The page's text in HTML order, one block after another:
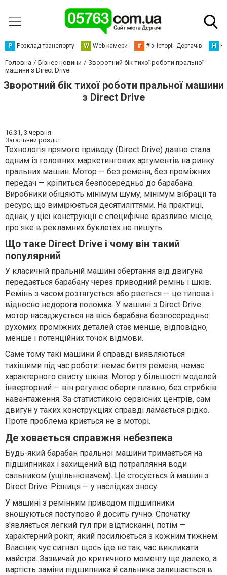
Р Розклад транспорту W Web камери # #Із_історіі_Дергачів Н
Головна Бізнес новини
Зворотний бік тихої роботи пральної
машини з Direct Drive
Зворотний бік тихої роботи пральної машини
з Direct Drive
16:31, 3 червня
Загальний розділ
Технологія прямого приводу (Direct Drive) давно стала
одним із головних маркетингових аргументів на ринку
пральних машин. Мотор — без ременя, без проміжних
передач — кріпиться безпосередньо до барабана.
Виробники обіцяють мінімум шуму, мінімум вібрації та
ресурс, що вимірюється десятиліттями. На практиці,
однак, у цієї конструкції є специфічне вразливе місце,
про яке в рекламних буклетах не пишуть.
Що таке Direct Drive і чому він такий
популярний
У класичній пральній машині обертання від двигуна
передається барабану через приводний ремінь і шків.
Ремінь з часом розтягується або рветься — це типова і
відносно недорога поломка. У машині з Direct Drive
мотор насаджується на вісь барабана безпосередньо:
рухомих проміжних деталей стає менше, відповідно,
менше і потенційних точок відмови.
Саме тому такі машини й справді виявляються
тихішими під час роботи: немає биття ременя, немає
характерного свисту шківа. Мотор у більшості моделей
інверторний — він регулює оберти плавно, без стрибків
навантаження. За статистикою сервісних центрів, сам
двигун у таких конструкціях справді ламається рідко.
Проте проблема криється не в моторі.
Де ховається справжня небезпека
Будь-який барабан пральної машини тримається на
підшипниках і захищений від потрапляння води
сальником (ущільнювачем). Це стосується й машин з
Direct Drive. Різниця — у наслідках зносу.
У машині з ремінним приводом підшипники
зношуються поступово й досить гучно. Спочатку
з'являється легкий гул при відтисканні, потім —
характерний рокіт, який посилюється з кожним тижнем.
Власник чує сигнал: щось іде не так, час викликати
майстра. Зазвичай до критичного моменту ще далеко, а
вартість заміни підшипника й сальника залишається в